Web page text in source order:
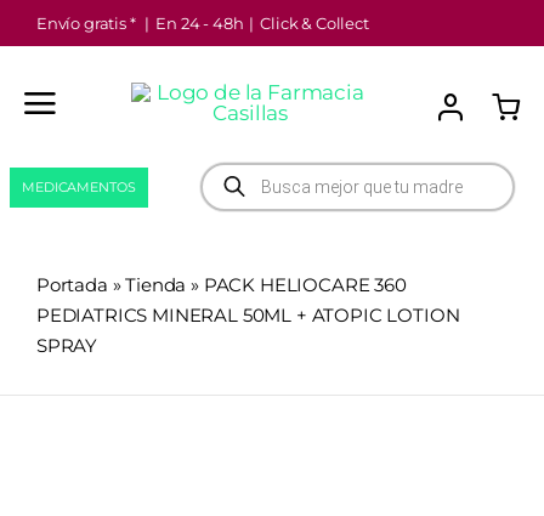
Saltar
al
contenido
Envío gratis * | En 24 - 48h | Click & Collect
Búsqueda
de
productos
MEDICAMENTOS
Portada »Tienda » PACK HELIOCARE 360
PEDIATRICS MINERAL 50ML + ATOPIC LOTION
SPRAY